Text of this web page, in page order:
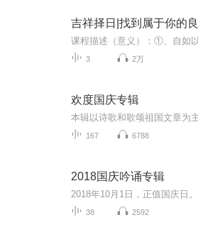
吉祥择日|找到属于你的
3 2万
欢度国庆专辑
167 6788
2018国庆吟诵专辑
38 2592